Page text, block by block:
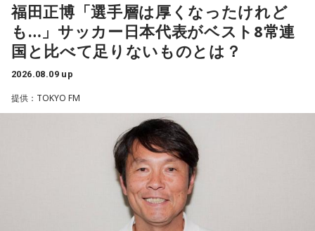
ることを明かした。また、歌手はレコーディングを終えた
後、自分自身が“演出家”となって楽曲を育てていく仕事でもあ
ると語り、長年培ってきた表現者としての思いを語った。
ューから間もなく所属レコード会社がなくなり、「どこへ行
けばいいの？」と途方に暮れたことや、芸名を何度も変えな
がら挑戦を続けてきた日々を振り返る。それでも諦めずに歌
い続けた経験が、45周年記念シングル「露天の花」に込めた
「どんな環境でも花は咲く」「その場所で咲く花がある」と
いうメッセージにつながっていると話した。人生は何度でも
立ち上がれるという応援歌は、自身の歩みそのものでもある
福田正博「選手層は厚くなったけれど
も…」サッカー日本代表がベスト8常連
国と比べて足りないものとは？
2026.08.09 up
提供：TOKYO FM